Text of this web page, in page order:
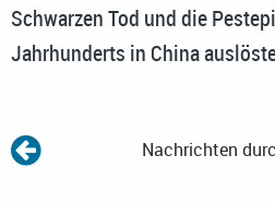
Schwarzen Tod und die
Jahrhunderts in China
Nachrichten